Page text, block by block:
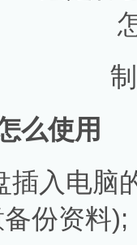
制
么使用
入电脑
份资料);